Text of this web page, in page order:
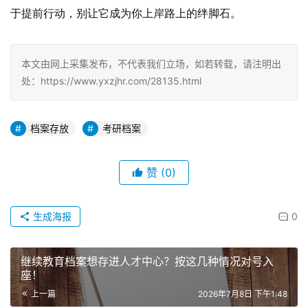
于提前行动，别让它成为你上岸路上的绊脚石。
本文由网上采集发布，不代表我们立场，如若转载，请注明出
处：https://www.yxzjhr.com/28135.html
档案存放 考研档案
赞 (0)
0
生成海报
继续教育档案想存进人才中心？按这几种情况对号入
座！
上一篇 2026年7月8日 下午1:48